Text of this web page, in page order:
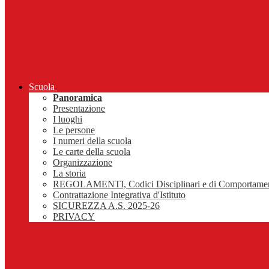
Scuola
Panoramica
Presentazione
I luoghi
Le persone
I numeri della scuola
Le carte della scuola
Organizzazione
La storia
REGOLAMENTI, Codici Disciplinari e di
Contrattazione Integrativa d'Istituto
SICUREZZA A.S. 2025-26
PRIVACY